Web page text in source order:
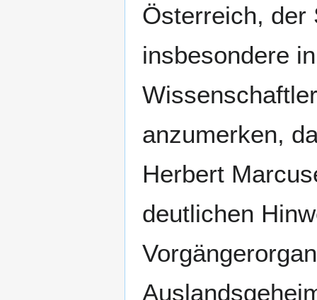
Österreich, der
insbesondere
anzumerken,
Herbert
deutlichen